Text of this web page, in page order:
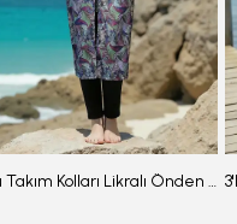
3'lü Takım Kolları Likralı Önden Fermuarlı Yırtmaçlı Maksi Burkini Tesettür Mayo D27